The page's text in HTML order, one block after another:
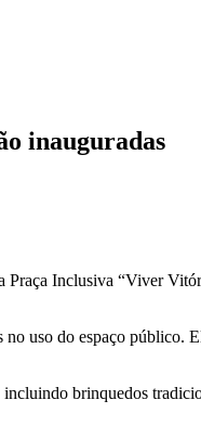
inauguradas
Inclusiva “Viver
uso do espaço público.
brinquedos